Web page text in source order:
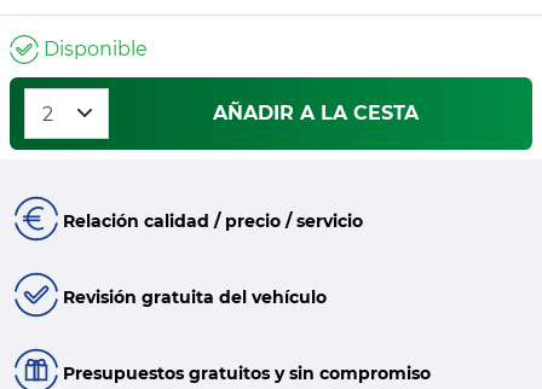
Disponible
AÑADIR A LA CESTA
Relación calidad / precio / servicio
Revisión gratuita del vehículo
Presupuestos gratuitos y sin compromiso